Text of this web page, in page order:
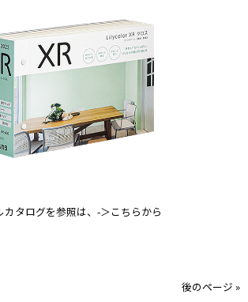
カタログを参照は、-＞こちらから
後のページ »